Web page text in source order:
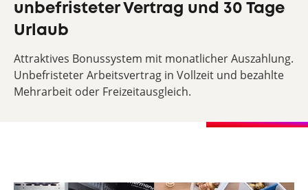
unbefristeter Vertrag und 30 Tage
Urlaub
Attraktives Bonussystem mit monatlicher Auszahlung.
Unbefristeter Arbeitsvertrag in Vollzeit und bezahlte
Mehrarbeit oder Freizeitausgleich.